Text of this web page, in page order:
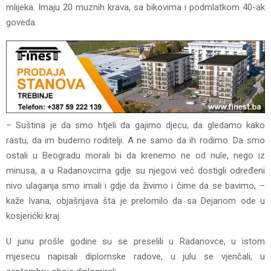
mlijeka. Imaju 20 muznih krava, sa bikovima i podmlatkom 40-ak
goveda.
– Suština je da smo htjeli da gajimo djecu, da gledamo kako
rastu, da im budemo roditelji. A ne samo da ih rodimo. Da smo
ostali u Beogradu morali bi da krenemo ne od nule, nego iz
minusa, a u Radanovcima gdje su njegovi već dostigli određeni
nivo ulaganja smo imali i gdje da živimo i čime da se bavimo, –
kaže Ivana, objašnjava šta je prelomilo da sa Dejanom ode u
kosjerićki kraj.
U junu prošle godine su se preselili u Radanovce, u istom
mjesecu napisali diplomske radove, u julu se vjenčali, u